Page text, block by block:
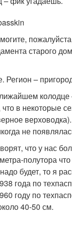
старого
Регион –
колодце
в некоторые
не
что у нас
полутора
будет, то я
года по
году по
40-50 см.